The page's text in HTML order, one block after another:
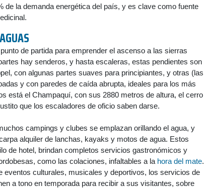
de la demanda energética del país, y es clave como fuente
de partida para emprender el ascenso a las sierras
hay senderos, y hasta escaleras, estas pendientes son
con algunas partes suaves para principiantes, y otras (las
y con paredes de caída abrupta, ideales para los más
está el Champaquí, con sus 2880 metros de altura, el cerro
que los escaladores de oficio saben darse.
campings y clubes se emplazan orillando el agua, y
alquiler de lanchas, kayaks y motos de agua. Estos
de hotel, brindan completos servicios gastronómicos y
como las colaciones, infaltables a la hora del mate.
eventos culturales, musicales y deportivos, los servicios de
a tono en temporada para recibir a sus visitantes, sobre